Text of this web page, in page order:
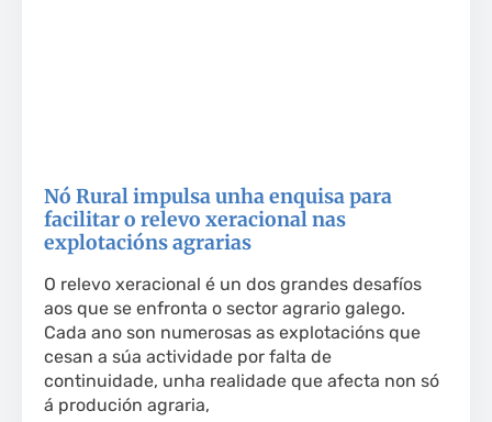
Nó Rural impulsa unha enquisa para
facilitar o relevo xeracional nas
explotacións agrarias
O relevo xeracional é un dos grandes desafíos
aos que se enfronta o sector agrario galego.
Cada ano son numerosas as explotacións que
cesan a súa actividade por falta de
continuidade, unha realidade que afecta non só
á produción agraria,